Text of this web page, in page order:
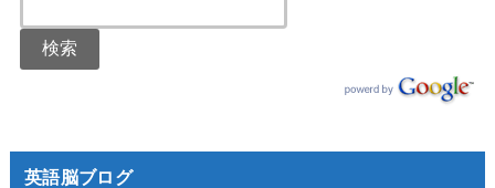
英語脳ブログ